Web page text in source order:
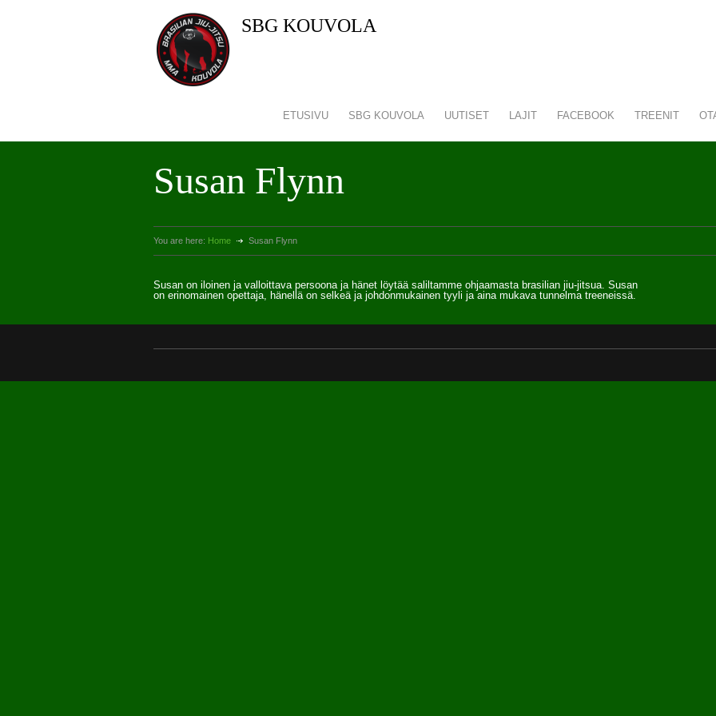
SBG KOUVOLA
ETUSIVU SBG KOUVOLA UUTISET LAJIT FACEBOOK TREENIT
Susan Flynn
You are here: Home Susan Flynn
Susan on iloinen ja valloittava persoona ja hänet löytää saliltamme ohjaamasta brasilian jiu-jitsua. Susan
on erinomainen opettaja, hänellä on selkeä ja johdonmukainen tyyli ja aina mukava tunnelma treeneissä.